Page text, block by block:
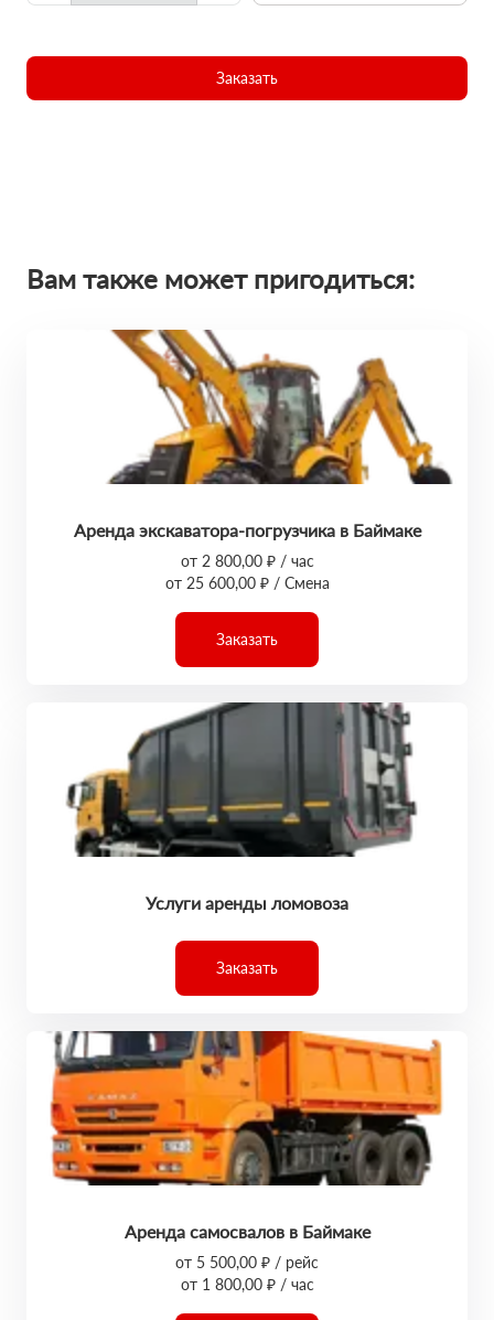
Заказать
Вам также может пригодиться:
Аренда экскаватора-погрузчика в Баймаке
от 2 800,00 ₽ / час
от 25 600,00 ₽ / Смена
Заказать
Услуги аренды ломовоза
Заказать
Аренда самосвалов в Баймаке
от 5 500,00 ₽ / рейс
от 1 800,00 ₽ / час